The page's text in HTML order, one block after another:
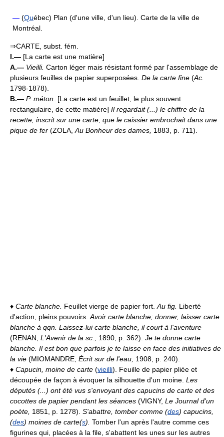
— (Québec) Plan (d'une ville, d'un lieu). Carte de la ville de
Montréal.
⇒CARTE, subst. fém.
I.— [La carte est une matière]
A.— Vieilli. Carton léger mais résistant formé par l'assemblage de
plusieurs feuilles de papier superposées. De la carte fine (Ac.
1798-1878).
B.— P. méton. [La carte est un feuillet, le plus souvent
rectangulaire, de cette matière] Il regardait (...) le chiffre de la
recette, inscrit sur une carte, que le caissier embrochait dans une
pique de fer (ZOLA, Au Bonheur des dames, 1883, p. 711).
♦ Carte blanche. Feuillet vierge de papier fort. Au fig. Liberté
d'action, pleins pouvoirs. Avoir carte blanche; donner, laisser carte
blanche à qqn. Laissez-lui carte blanche, il court à l'aventure
(RENAN, L'Avenir de la sc., 1890, p. 362). Je te donne carte
blanche. Il est bon que parfois je te laisse en face des initiatives de
la vie (MIOMANDRE, Écrit sur de l'eau, 1908, p. 240).
♦ Capucin, moine de carte (vieilli). Feuille de papier pliée et
découpée de façon à évoquer la silhouette d'un moine. Les
députés (...) ont été vus s'envoyant des capucins de carte et des
cocottes de papier pendant les séances (VIGNY, Le Journal d'un
poète, 1851, p. 1278). S'abattre, tomber comme (des) capucins,
(des) moines de carte(s). Tomber l'un après l'autre comme ces
figurines qui, placées à la file, s'abattent les unes sur les autres